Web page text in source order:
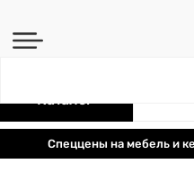
Каталог
Спеццены на мебель и